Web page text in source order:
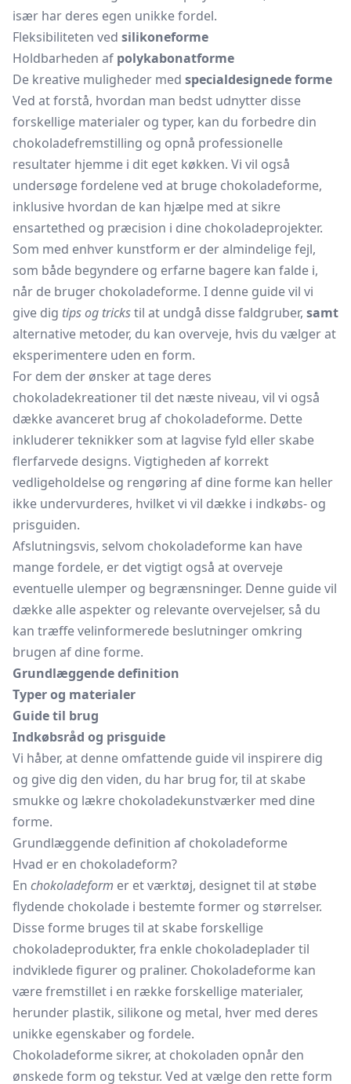
især har deres egen unikke fordel.
Fleksibiliteten ved silikoneforme
Holdbarheden af polykabonatforme
De kreative muligheder med specialdesignede forme
Ved at forstå, hvordan man bedst udnytter disse
forskellige materialer og typer, kan du forbedre din
chokoladefremstilling og opnå professionelle
resultater hjemme i dit eget køkken. Vi vil også
undersøge fordelene ved at bruge chokoladeforme,
inklusive hvordan de kan hjælpe med at sikre
ensartethed og præcision i dine chokoladeprojekter.
Som med enhver kunstform er der almindelige fejl,
som både begyndere og erfarne bagere kan falde i,
når de bruger chokoladeforme. I denne guide vil vi
give dig tips og trickstil at undgå disse faldgruber, samt
alternative metoder, du kan overveje, hvis du vælger at
eksperimentere uden en form.
For dem der ønsker at tage deres
chokoladekreationer til det næste niveau, vil vi også
dække avanceret brug af chokoladeforme. Dette
inkluderer teknikker som at lagvise fyld eller skabe
flerfarvede designs. Vigtigheden af korrekt
vedligeholdelse og rengøring af dine forme kan heller
ikke undervurderes, hvilket vi vil dække i indkøbs- og
prisguiden.
Afslutningsvis, selvom chokoladeforme kan have
mange fordele, er det vigtigt også at overveje
eventuelle ulemper og begrænsninger. Denne guide vil
dække alle aspekter og relevante overvejelser, så du
kan træffe velinformerede beslutninger omkring
brugen af dine forme.
Grundlæggende definition
Typer og materialer
Guide til brug
Indkøbsråd og prisguide
Vi håber, at denne omfattende guide vil inspirere dig
og give dig den viden, du har brug for, til at skabe
smukke og lækre chokoladekunstværker med dine
forme.
Grundlæggende definition af chokoladeforme
Hvad er en chokoladeform?
En chokoladeform er et værktøj, designet til at støbe
flydende chokolade i bestemte former og størrelser.
Disse forme bruges til at skabe forskellige
chokoladeprodukter, fra enkle chokoladepladertil
indviklede figurer og praliner. Chokoladeforme kan
være fremstillet i en række forskellige materialer,
herunder plastik, silikone og metal, hver med deres
unikke egenskaber og fordele.
Chokoladeforme sikrer, at chokoladen opnår den
ønskede form og tekstur. Ved at vælge den rette form